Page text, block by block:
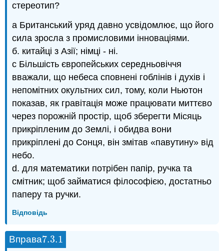
стереотип?
а Британський уряд давно усвідомлює, що його
сила зросла з промисловими інноваціями.
б. китайці з Азії; німці - ні.
c Більшість європейських середньовіччя
вважали, що небеса сповнені гоблінів і духів і
непомітних окультних сил, тому, коли Ньютон
показав, як гравітація може працювати миттєво
через порожній простір, щоб зберегти Місяць
прикріпленим до Землі, і обидва вони
прикріплені до Сонця, він змітав «павутину» від
небо.
d. для математики потрібен папір, ручка та
смітник; щоб займатися філософією, достатньо
паперу та ручки.
Відповідь
Вправа7.3.1
7.3.1